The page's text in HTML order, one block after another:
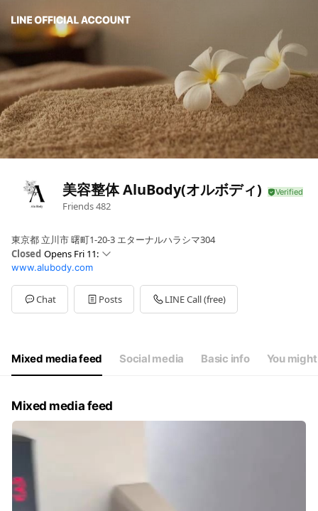
美容整体 AluBody(オルボディ)
Friends482
東京都 立川市 曙町1-20-3 エターナルハラシマ304
Closed Opens Fri 11:
Sun10: - 20:30
Mon11: - 21:30
Tue11: - 21:30
Wed11: - 21:30
Sat
祝日10:00〜20:30
www.alubody.com
Chat Posts LINE Call (free)
Mixed media feed Social media Basic info You
Mixed media feed